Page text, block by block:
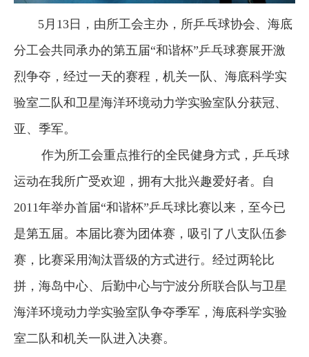
5月13日，由所工会主办，所乒乓球协会、海底
分工会共同承办的第五届“和谐杯”乒乓球赛展开激
烈争夺，经过一天的赛程，机关一队、海底科学实
验室二队和卫星海洋环境动力学实验室队分获冠、
亚、季军。
作为所工会重点推行的全民健身方式，乒乓球
运动在我所广受欢迎，拥有大批兴趣爱好者。自
2011年举办首届“和谐杯”乒乓球比赛以来，至今已
是第五届。本届比赛为团体赛，吸引了八支队伍参
赛，比赛采用淘汰晋级的方式进行。经过两轮比
拼，海岛中心、后勤中心与宁波分所联合队与卫星
海洋环境动力学实验室队争夺季军，海底科学实验
室二队和机关一队进入决赛。